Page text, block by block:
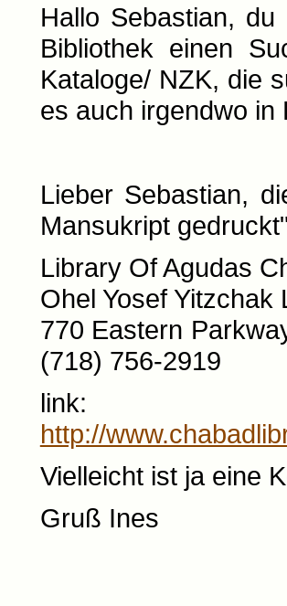
Hallo Sebastian,
Bibliothek einen
Kataloge/ NZK, die
es auch irgendwo in
Lieber Sebastian,
Mansukript gedruckt"
Library Of Agudas
Ohel Yosef Yitzchak
770 Eastern
(718) 756-2919
link:
http://
Vielleicht ist ja eine
Gruß Ines